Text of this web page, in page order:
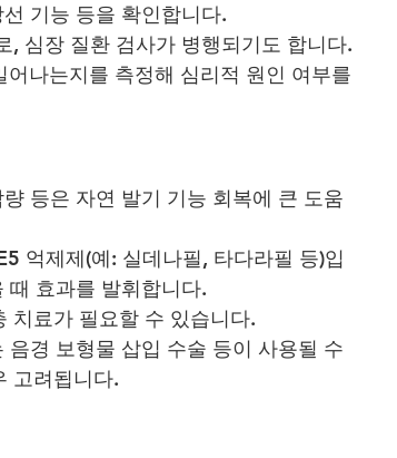
기능 등을 확인합니다.
, 심장 질환 검사가 병행되기도 합니다.
나는지를 측정해 심리적 원인 여부를
등은 자연 발기 기능 회복에 큰 도움
억제제(예: 실데나필, 타다라필 등)입
때 효과를 발휘합니다.
치료가 필요할 수 있습니다.
경 보형물 삽입 수술 등이 사용될 수
고려됩니다.